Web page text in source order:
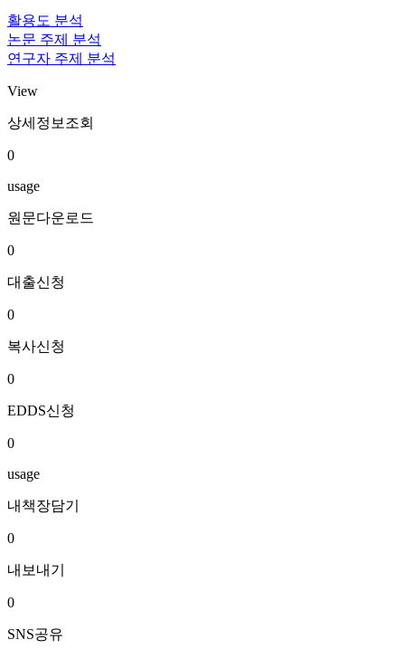
활용도 분석
논문 주제 분석
연구자 주제 분석
View
상세정보조회
0
usage
원문다운로드
0
대출신청
0
복사신청
0
EDDS신청
0
usage
내책장담기
0
내보내기
0
SNS공유